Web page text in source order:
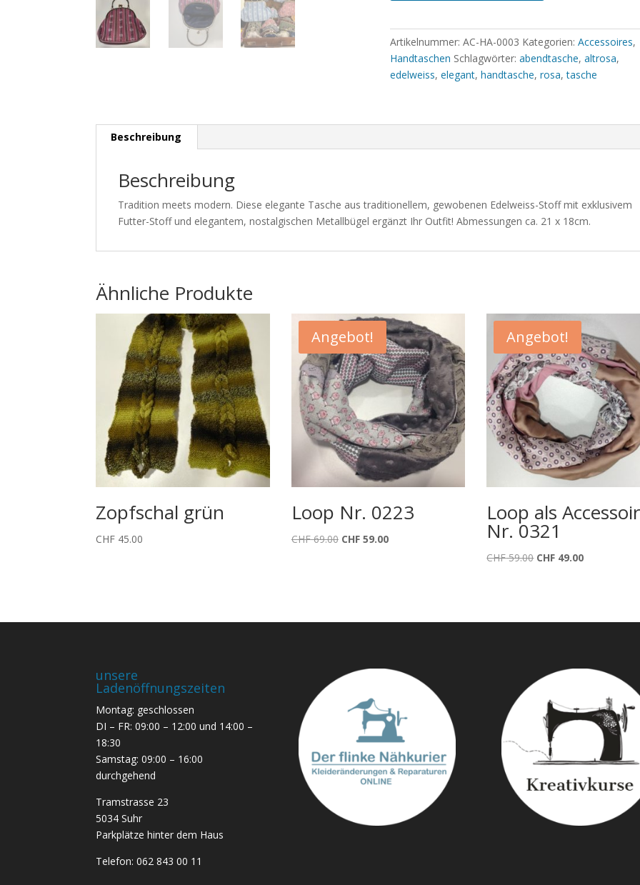
Artikelnummer:AC-HA-0003 Kategorien:Accessoires,
Handtaschen Schlagwörter:abendtasche,altrosa,
edelweiss,elegant,handtasche,rosa,tasche
Beschreibung
Beschreibung
Tradition meets modern. Diese elegante Tasche aus traditionellem, gewobenen Edelweiss-Stoff mit exklusivem
Futter-Stoff und elegantem, nostalgischen Metallbügel ergänzt Ihr Outfit! Abmessungen ca. 21 x 18cm.
Ähnliche Produkte
Zopfschal grün
CHF 45.00
Angebot!
Loop Nr. 0223
CHF69.00 Ursprünglicher
CHF59.00Aktueller
Angebot!
Loop als
Nr. 0321
CHF59.00 Ursprünglicher
CHF 49.00Aktueller
unsere
Ladenöffnungszeiten
Montag: geschlossen
DI – FR: 09:00 – 12:00 und 14:00 –
18:30
Samstag: 09:00 – 16:00
durchgehend
Tramstrasse 23
5034 Suhr
Parkplätze hinter dem Haus
Telefon:062 843 00 11